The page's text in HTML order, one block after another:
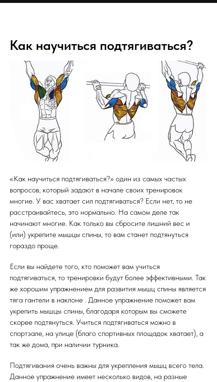
Как научиться подтягиваться?
«Как научиться подтягиваться?» один из самых частых
вопросов, который задают в начале своих тренировок
многие. У вас хватает сил подтягиваться? Если нет, то не
расстраивайтесь, это нормально. На самом деле так
начинают многие. Как только вы сбросите лишний вес и
(или) укрепите мышцы спины, то вам станет подтянуться
гораздо проще.
Если вы найдете того, кто поможет вам учиться
подтягиваться, то тренировки будут более эффективными. Так
же хорошим упражнением для развития мышц спины является
тяга гантели в наклоне . Данное упражнение поможет вам
укрепить мышцы спины, благодаря которым вы сможете
скорее подтянуться. Учиться подтягиваться можно в
спортзале, на улице (благо спортивных площадок хватает), а
так же дома, при наличии турника.
Подтягивания очень важны для укрепления мышц всего тела.
Данное упражнение имеет несколько видов, на разные